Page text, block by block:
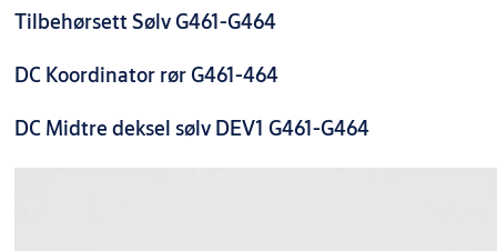
Tilbehørsett Sølv G461-G464
DC Koordinator rør G461-464
DC Midtre deksel sølv DEV1 G461-G464